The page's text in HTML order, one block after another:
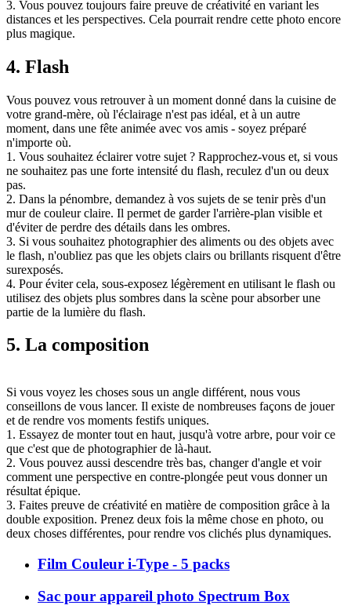
3. Vous pouvez toujours faire preuve de créativité en variant les
distances et les perspectives. Cela pourrait rendre cette photo encore
plus magique.
4. Flash
Vous pouvez vous retrouver à un moment donné dans la cuisine de
votre grand-mère, où l'éclairage n'est pas idéal, et à un autre
moment, dans une fête animée avec vos amis - soyez préparé
n'importe où.
1. Vous souhaitez éclairer votre sujet ? Rapprochez-vous et, si vous
ne souhaitez pas une forte intensité du flash, reculez d'un ou deux
pas.
2. Dans la pénombre, demandez à vos sujets de se tenir près d'un
mur de couleur claire. Il permet de garder l'arrière-plan visible et
d'éviter de perdre des détails dans les ombres.
3. Si vous souhaitez photographier des aliments ou des objets avec
le flash, n'oubliez pas que les objets clairs ou brillants risquent d'être
surexposés.
4. Pour éviter cela, sous-exposez légèrement en utilisant le flash ou
utilisez des objets plus sombres dans la scène pour absorber une
partie de la lumière du flash.
5. La composition
Si vous voyez les choses sous un angle différent, nous vous
conseillons de vous lancer. Il existe de nombreuses façons de jouer
et de rendre vos moments festifs uniques.
1. Essayez de monter tout en haut, jusqu'à votre arbre, pour voir ce
que c'est que de photographier de là-haut.
2. Vous pouvez aussi descendre très bas, changer d'angle et voir
comment une perspective en contre-plongée peut vous donner un
résultat épique.
3. Faites preuve de créativité en matière de composition grâce à la
double exposition. Prenez deux fois la même chose en photo, ou
deux choses différentes, pour rendre vos clichés plus dynamiques.
Film Couleur i-Type - 5 packs
Sac pour appareil photo Spectrum Box